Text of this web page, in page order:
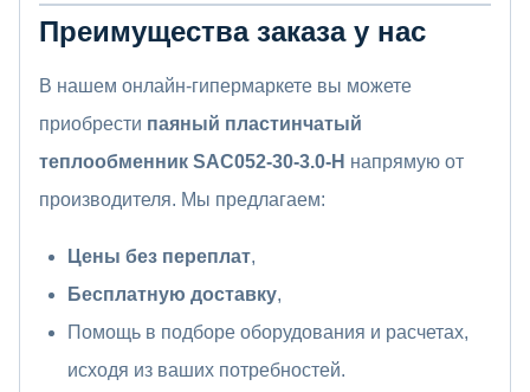
Преимущества заказа у нас
В нашем онлайн-гипермаркете вы можете
приобрести паяный пластинчатый
теплообменник SAC052-30-3.0-H напрямую от
производителя. Мы предлагаем:
Цены без переплат,
Бесплатную доставку,
Помощь в подборе оборудования и расчетах,
исходя из ваших потребностей.